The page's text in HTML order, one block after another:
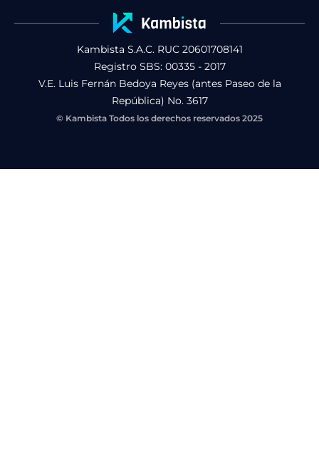
Kambista S.A.C. RUC 20601708141
Registro SBS: 00335 - 2017
V.E. Luis Fernán Bedoya Reyes (antes Paseo de la
República) No. 3617
© Kambista Todos los derechos reservados 2025